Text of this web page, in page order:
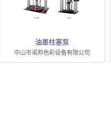
油墨柱塞泵
中山市诺邦色彩设备有限公司